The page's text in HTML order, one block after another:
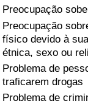
Preocupação
Preocupação
físico devido à
étnica, sexo ou
Problema de
traficarem drogas
Problema de
Indicador de
Poluição
Indicador de